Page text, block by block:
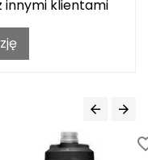
innymi klientami